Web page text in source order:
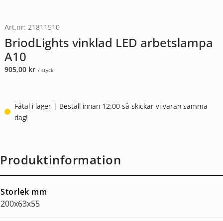
Art.nr: 21811510
BriodLights vinklad LED arbetslampa
A10
905,00 kr / styck
Fåtal i lager | Beställ innan 12:00 så skickar vi varan samma
dag!
Produktinformation
Storlek mm
200x63x55